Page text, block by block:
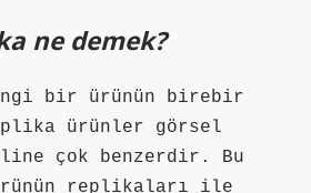
ne demek?
bir ürünün birebir
ürünler görsel
çok benzerdir. Bu
replikaları ile